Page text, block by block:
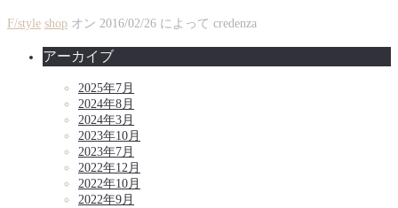
F/style shop オン 2016/02/26 によって credenza
アーカイブ
2025年7月
2024年8月
2024年3月
2023年10月
2023年7月
2022年12月
2022年10月
2022年9月